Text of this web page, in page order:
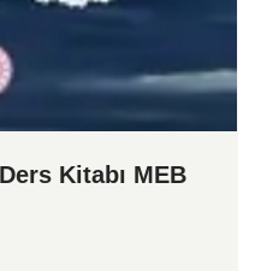
Kitabı MEB